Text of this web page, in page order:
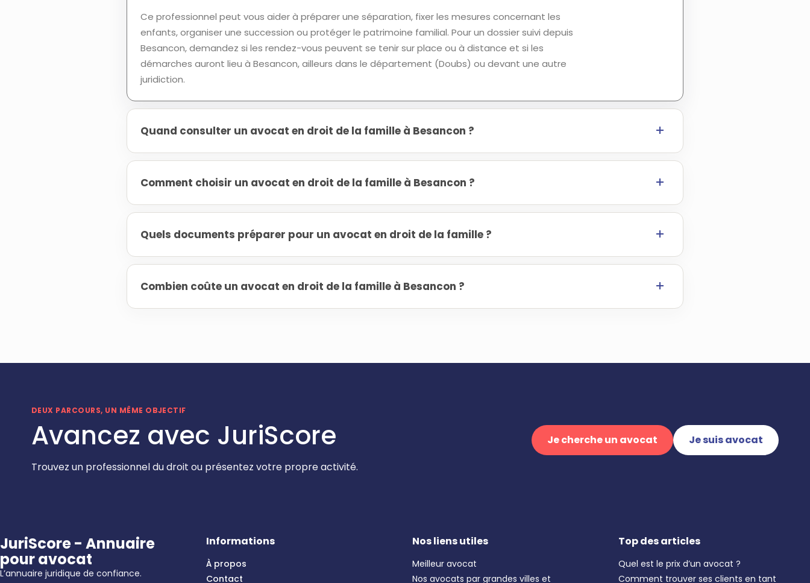
Ce professionnel peut vous aider à préparer une séparation, fixer les mesures concernant les
enfants, organiser une succession ou protéger le patrimoine familial. Pour un dossier suivi depuis
Besancon, demandez si les rendez-vous peuvent se tenir sur place ou à distance et si les
démarches auront lieu à Besancon, ailleurs dans le département (Doubs) ou devant une autre
juridiction.
Quand consulter un avocat en droit de la famille à Besancon ?
Comment choisir un avocat en droit de la famille à Besancon ?
Quels documents préparer pour un avocat en droit de la famille ?
Combien coûte un avocat en droit de la famille à Besancon ?
DEUX PARCOURS, UN MÊME OBJECTIF
Avancez avec JuriScore
Trouvez un professionnel du droit ou présentez votre propre activité.
Je cherche un avocat Je suis avocat
JuriScore - Annuaire
pour avocat
L’annuaire juridique de confiance.
Informations
À propos
Contact
Nos liens utiles
Meilleur avocat
Nos avocats par grandes villes et
Top des articles
Quel est le prix d’un avocat ?
Comment trouver ses clients en tant